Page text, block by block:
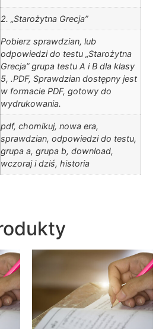
2. „Starożytna Grecja”
Pobierz sprawdzian, lub
odpowiedzi do testu „Starożytna
Grecja” grupa testu A i B dla klasy
5, .PDF, Sprawdzian dostępny jest
w formacie PDF, gotowy do
wydrukowania.
pdf, chomikuj, nowa era,
sprawdzian, odpowiedzi do testu,
grupa a, grupa b, download,
wczoraj i dziś, historia